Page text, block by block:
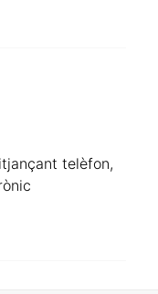
telèfon,